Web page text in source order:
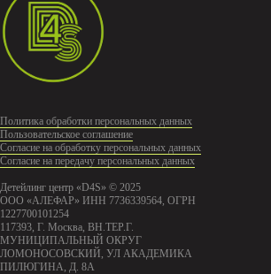
Политика обработки персональных данных
Пользовательское соглашение
Согласие на обработку персональных данных
Согласие на передачу персональных данных
Детейлинг центр «D4S» © 2025
ООО «АЛЕФАР» ИНН 7736339564, ОГРН
1227700101254
117393, Г. Москва, ВН.ТЕР.Г.
МУНИЦИПАЛЬНЫЙ ОКРУГ
ЛОМОНОСОВСКИЙ, УЛ АКАДЕМИКА
ПИЛЮГИНА, Д. 8А